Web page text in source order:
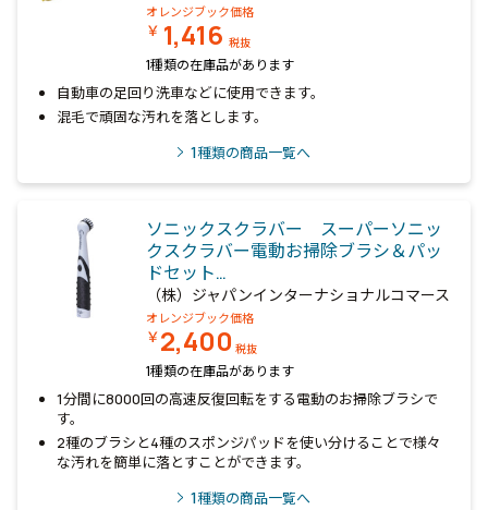
オレンジブック価格
￥ 1,416 税抜
1種類の在庫品があります
自動車の足回り洗車などに使用できます。
混毛で頑固な汚れを落とします。
1種類の商品一覧へ
ソニックスクラバー スーパーソニッ
クスクラバー電動お掃除ブラシ＆パッ
ドセット…
（株）ジャパンインターナショナルコマース
オレンジブック価格
￥2,400 税抜
1種類の在庫品があります
1分間に8000回の高速反復回転をする電動のお掃除ブラシで
す。
2種のブラシと4種のスポンジパッドを使い分けることで様々
な汚れを簡単に落とすことができます。
1種類の商品一覧へ